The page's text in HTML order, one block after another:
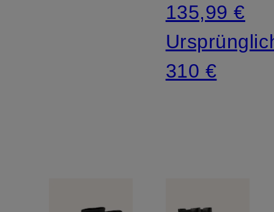
135,99 €
310 €